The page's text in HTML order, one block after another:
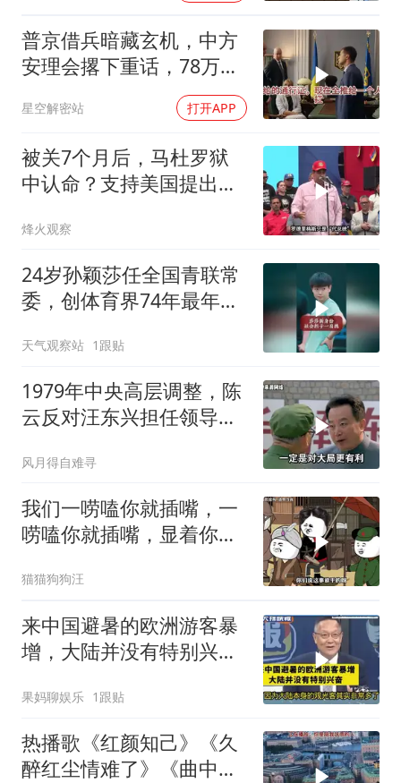
普京借兵暗藏玄机，中方
安理会撂下重话，78万件
星空解密站 打开APP
被关7个月后，马杜罗狱
中认命？支持美国提出的
烽火观察
24岁孙颖莎任全国青联常
委，创体育界74年最年轻
天气观察站 1跟贴
1979年中央高层调整，陈
云反对汪东兴担任领导职
风月得自难寻
我们一唠嗑你就插嘴，一
唠嗑你就插嘴，显着你
猫猫狗狗汪
来中国避暑的欧洲游客暴
增，大陆并没有特别兴
果妈聊娱乐 1跟贴
热播歌《红颜知己》《久
醉红尘情难了》《曲中